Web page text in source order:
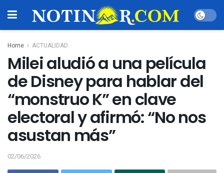
Home ACTUALIDAD
Milei aludió a una película
de Disney para hablar del
“monstruo K” en clave
electoral y afirmó: “No nos
asustan más”
02/06/2026